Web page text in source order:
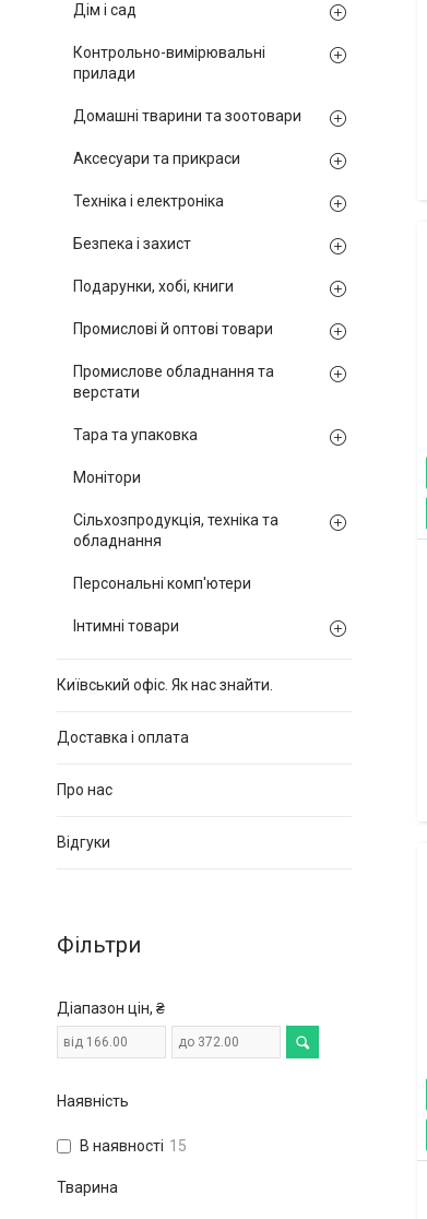
Дім і сад
Контрольно-вимірювальні
прилади
Домашні тварини та зоотовари
Аксесуари та прикраси
Техніка і електроніка
Безпека і захист
Подарунки, хобі, книги
Промислові й оптові товари
Промислове обладнання та
верстати
Тара та упаковка
Монітори
Сільхозпродукція, техніка та
обладнання
Персональні комп'ютери
Інтимні товари
Київський офіс. Як нас знайти.
Доставка і оплата
Про нас
Відгуки
Фільтри
Діапазон цін, ₴
Наявність
В наявності 15
Тварина